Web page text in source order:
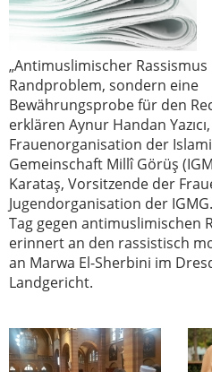
„Antimuslimischer Rassismus
Randproblem, sondern eine
Bewährungsprobe für den
erklären Aynur Handan
Frauenorganisation der
Gemeinschaft Millî Görüş
Karataş, Vorsitzende der
Jugendorganisation der
Tag gegen antimuslimischen
erinnert an den rassistisch
an Marwa El-Sherbini im
Landgericht.